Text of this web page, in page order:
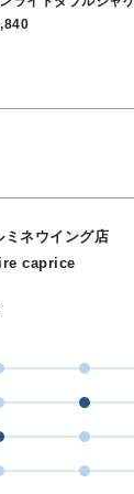
わせても綺麗に調
★裄丈 77cm ★身幅 47cm ★袖
100％
ミネウイング店
caprice